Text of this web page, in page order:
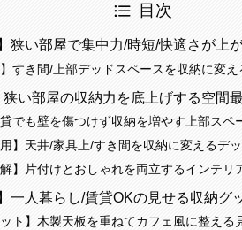
目次
狭い部屋で集中力/時短/快適さが上
】すき間/上部デッドスペースを収納に変
狭い部屋の収納力を底上げする空間
貸でも壁を傷つけず収納を増やす上部スペ
用】天井/家具上/すき間を収納に変えるデ
解】片付けとおしゃれを両立するインテリ
一人暮らし/賃貸OKの見せる収納グ
ット】木製天板を重ねてカフェ風に整える